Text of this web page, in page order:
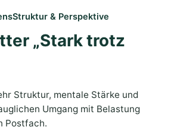
& Perspektive
„Stark trotz
Struktur, mentale Stärke und
Umgang mit Belastung
Postfach.